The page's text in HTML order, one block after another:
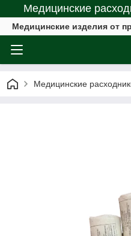
Медицинские
Медицинские изделия от
Медицинские